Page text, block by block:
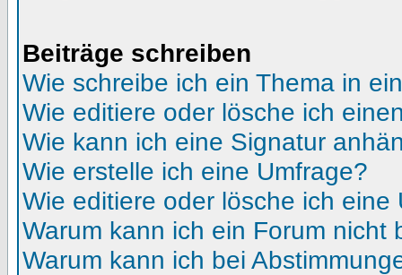
Beiträge schreiben
Wie schreibe ich ein Thema in
Wie editiere oder lösche ich
Wie kann ich eine Signatur
Wie erstelle ich eine Umfrage?
Wie editiere oder lösche ich eine
Warum kann ich ein Forum nicht
Warum kann ich bei